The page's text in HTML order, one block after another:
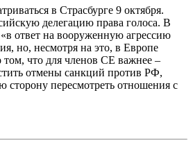
в Страсбурге 9 октября.
делегацию права голоса. В
ответ на вооруженную агрессию
но, несмотря на это, в Европе
что для членов СЕ важнее –
отмены санкций против РФ,
пересмотреть отношения с